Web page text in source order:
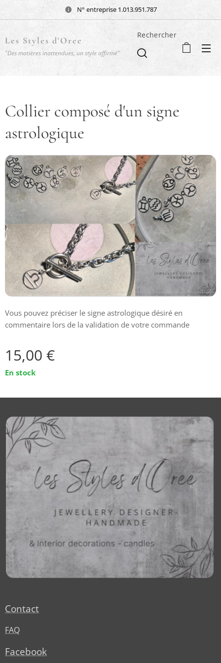
N° entreprise 1.013.951.787
Les Styles d'Oree
"Des matières inattendues, un style affirmé"
Rechercher
Collier composé d'un signe
astrologique
Vous pouvez préciser le signe astrologique désiré en
commentaire lors de la validation de votre commande
15,00 €
En stock
Contact
FAQ
Facebook